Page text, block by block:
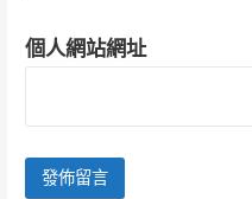
個人網站網址